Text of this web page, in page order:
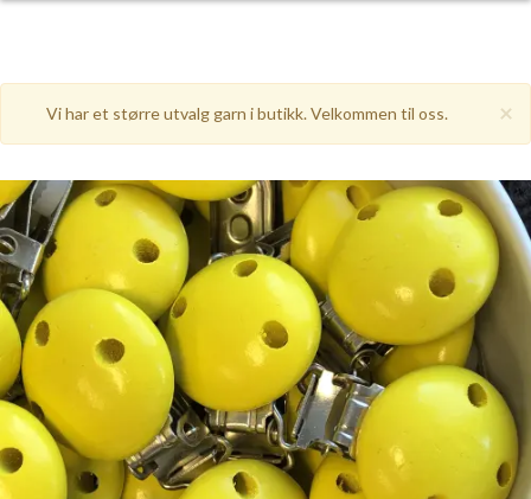
×
Vi har et større utvalg garn i butikk. Velkommen til oss.